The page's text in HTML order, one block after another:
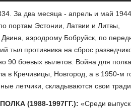
За два месяца - апрель и май
портам Эстонии, Латвии и Литвы,
аэродрому Бобруйск, по
тыл противника на сброс
90 боевых вылетов. Война для полка
в Кречивицы, Новгород, а в 1950-м
летчики, складываются свои
(1988-1997ГГ.): «Среди